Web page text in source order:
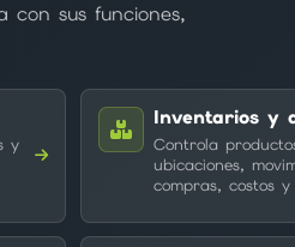
con sus funciones,
y
Inventarios y
Controla
ubicaciones,
compras, costos